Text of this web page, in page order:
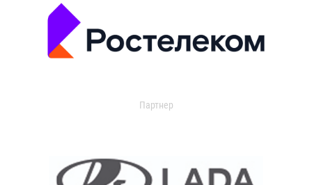
Партнер